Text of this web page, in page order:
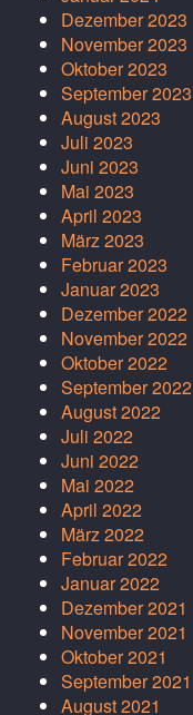
Dezember 2023
November 2023
Oktober 2023
September 2023
August 2023
Juli 2023
Juni 2023
Mai 2023
April 2023
März 2023
Februar 2023
Januar 2023
Dezember 2022
November 2022
Oktober 2022
September 2022
August 2022
Juli 2022
Juni 2022
Mai 2022
April 2022
März 2022
Februar 2022
Januar 2022
Dezember 2021
November 2021
Oktober 2021
September 2021
August 2021